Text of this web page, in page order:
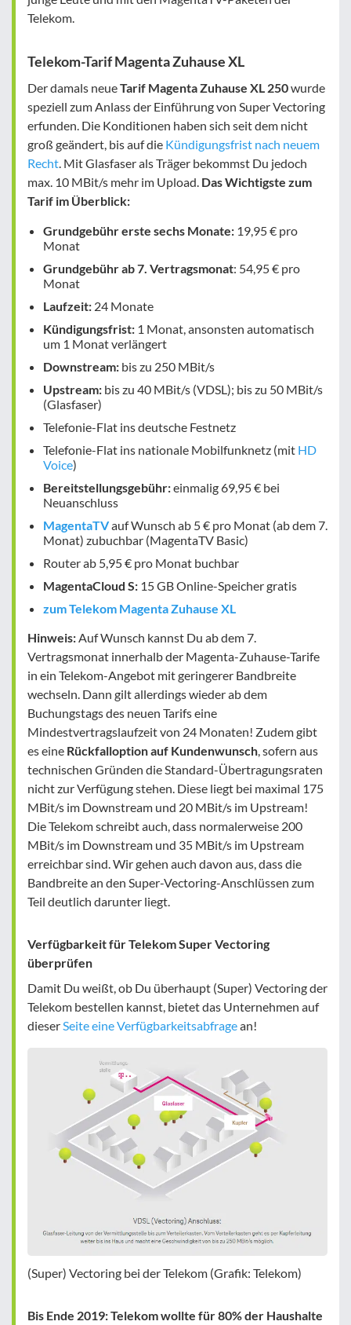
Telekom.
Telekom-Tarif Magenta Zuhause XL
Der damals neueTarif Magenta Zuhause XL 250wurde
speziell zum Anlass der Einführung von Super Vectoring
erfunden. Die Konditionen haben sich seit dem nicht
groß geändert, bis auf die Kündigungsfrist nach neuem
Recht. Mit Glasfaser als Träger bekommst Du jedoch
max. 10 MBit/s mehr im Upload. Das Wichtigste zum
Tarif im Überblick:
Grundgebühr erste sechs Monate: 19,95 € pro
Monat
Grundgebühr ab 7. Vertragsmonat: 54,95 € pro
Monat
Laufzeit: 24 Monate
Kündigungsfrist: 1 Monat, ansonsten automatisch
um 1 Monat verlängert
Downstream: bis zu 250 MBit/s
Upstream: bis zu 40 MBit/s (VDSL); bis zu 50 MBit/s
(Glasfaser)
Telefonie-Flat ins deutsche Festnetz
Telefonie-Flat ins nationale Mobilfunknetz (mit HD
Voice)
Bereitstellungsgebühr:einmalig 69,95 € bei
Neuanschluss
MagentaTVauf Wunsch ab 5 € pro Monat (ab dem 7.
Monat) zubuchbar (MagentaTV Basic)
Router ab 5,95 € pro Monat buchbar
MagentaCloud S: 15 GB Online-Speicher gratis
zum Telekom Magenta Zuhause XL
Hinweis:Auf Wunsch kannst Du ab dem 7.
Vertragsmonat innerhalb der Magenta-Zuhause-Tarife
in ein Telekom-Angebot mit geringerer Bandbreite
wechseln. Dann gilt allerdings wieder ab dem
Buchungstags des neuen Tarifs eine
Mindestvertragslaufzeit von 24 Monaten! Zudem gibt
es eine Rückfalloption auf Kundenwunsch, sofern aus
technischen Gründen die Standard-Übertragungsraten
nicht zur Verfügung stehen. Diese liegt bei maximal 175
MBit/s im Downstream und 20 MBit/s im Upstream!
Die Telekom schreibt auch, dass normalerweise 200
MBit/s im Downstream und 35 MBit/s im Upstream
erreichbar sind. Wir gehen auch davon aus, dass die
Bandbreite an den Super-Vectoring-Anschlüssen zum
Teil deutlich darunter liegt.
Verfügbarkeit für Telekom Super Vectoring
überprüfen
Damit Du weißt, ob Du überhaupt (Super) Vectoring der
Telekom bestellen kannst, bietet das Unternehmen auf
dieserSeite eine Verfügbarkeitsabfragean!
(Super) Vectoring bei der Telekom (Grafik: Telekom)
Bis Ende 2019: Telekom wollte für 80% der Haushalte